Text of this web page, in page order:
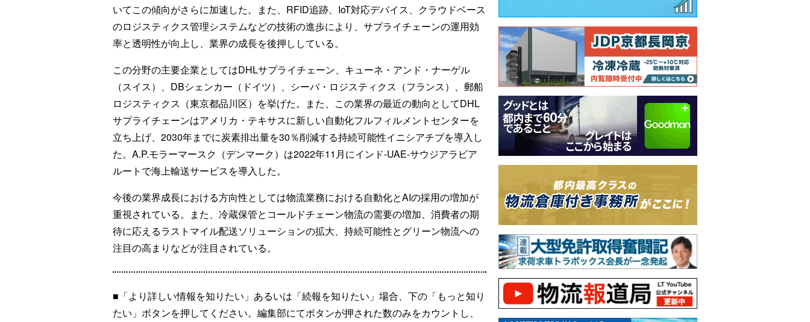
いてこの傾向がさらに加速した。また、RFID追跡、IoT対応デバイス、クラウドベース
のロジスティクス管理システムなどの技術の進歩により、サプライチェーンの運用効
率と透明性が向上し、業界の成長を後押ししている。
この分野の主要企業としてはDHLサプライチェーン、キューネ・アンド・ナーゲル
（スイス）、DBシェンカー（ドイツ）、シーバ・ロジスティクス（フランス）、郵船
ロジスティクス（東京都品川区）を挙げた。また、この業界の最近の動向としてDHL
サプライチェーンはアメリカ・テキサスに新しい自動化フルフィルメントセンターを
立ち上げ、2030年までに炭素排出量を30％削減する持続可能性イニシアチブを導入し
た。A.P.モラーマースク（デンマーク）は2022年11月にインド-UAE-サウジアラビア
ルートで海上輸送サービスを導入した。
今後の業界成長における方向性としては物流業務における自動化とAIの採用の増加が
重視されている。また、冷蔵保管とコールドチェーン物流の需要の増加、消費者の期
待に応えるラストマイル配送ソリューションの拡大、持続可能性とグリーン物流への
注目の高まりなどが注目されている。
■「より詳しい情報を知りたい」あるいは「続報を知りたい」場合、下の「もっと知り
たい」ボタンを押してください。編集部にてボタンが押された数のみをカウントし、